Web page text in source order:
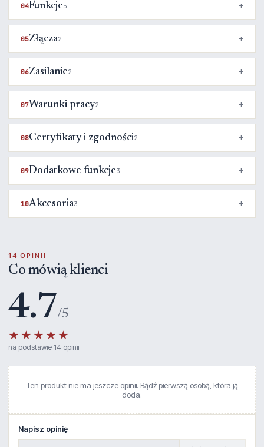
04Funkcje5
05Złącza2
06Zasilanie2
07Warunki pracy2
08Certyfikaty i zgodności2
09Dodatkowe funkcje3
10Akcesoria3
14 OPINII
Co mówią klienci
4.7/5
★★★★★
na podstawie 14 opinii
Ten produkt nie ma jeszcze opinii. Bądź pierwszą osobą, która ją
doda.
Napisz opinię